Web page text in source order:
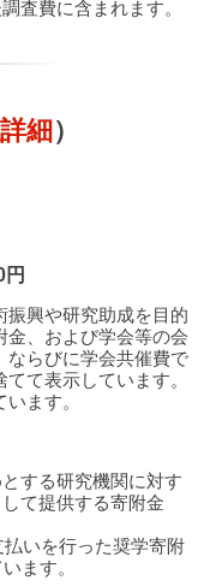
査費に含まれます。
細）
振興や研究助成を目的
金、および学会等の会
ならびに学会共催費で
て表示しています。
ます。
する研究機関に対す
て提供する寄附金
いを行った奨学寄附
ます。